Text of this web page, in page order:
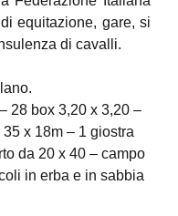
equitazione, gare, si
di cavalli.
28 box 3,20 x 3,20 –
x 18m – 1 giostra
da 20 x 40 – campo
in erba e in sabbia